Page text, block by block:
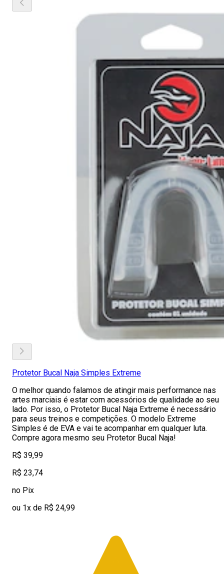
Protetor Bucal Naja Simples Extreme
O melhor quando falamos de atingir mais performance nas
artes marciais é estar com acessórios de qualidade ao seu
lado. Por isso, o Protetor Bucal Naja Extreme é necessário
para seus treinos e competições. O modelo Extreme
Simples é de EVA e vai te acompanhar em qualquer luta.
Compre agora mesmo seu Protetor Bucal Naja!
R$ 39,99
R$ 23,74
no Pix
ou 1x de R$ 24,99